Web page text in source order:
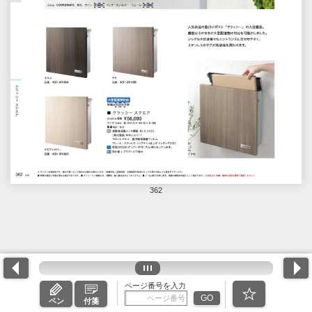
362
ペン 付箋
ページ番号を入力
GO